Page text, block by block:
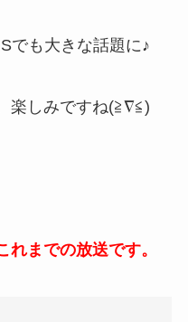
でも大きな話題に♪
楽しみですね(≧∇≦)
れまでの放送です。